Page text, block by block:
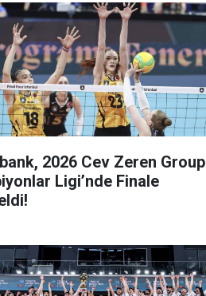
2026 Cev Zeren Group
Ligi’nde Finale